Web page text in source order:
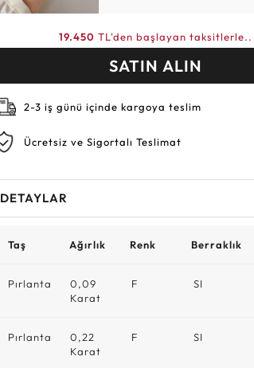
19.450 TL'den başlayan taksitlerle..
SATIN ALIN
2-3 iş günü içinde kargoya teslim
Ücretsiz ve Sigortalı Teslimat
DETAYLAR
Taş Ağırlık Renk Berraklık
Pırlanta
0,09
Karat
F SI
Pırlanta
0,22
Karat
F SI